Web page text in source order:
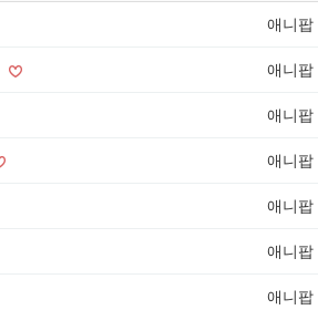
애니팝
애니팝
애니팝
애니팝
애니팝
애니팝
애니팝